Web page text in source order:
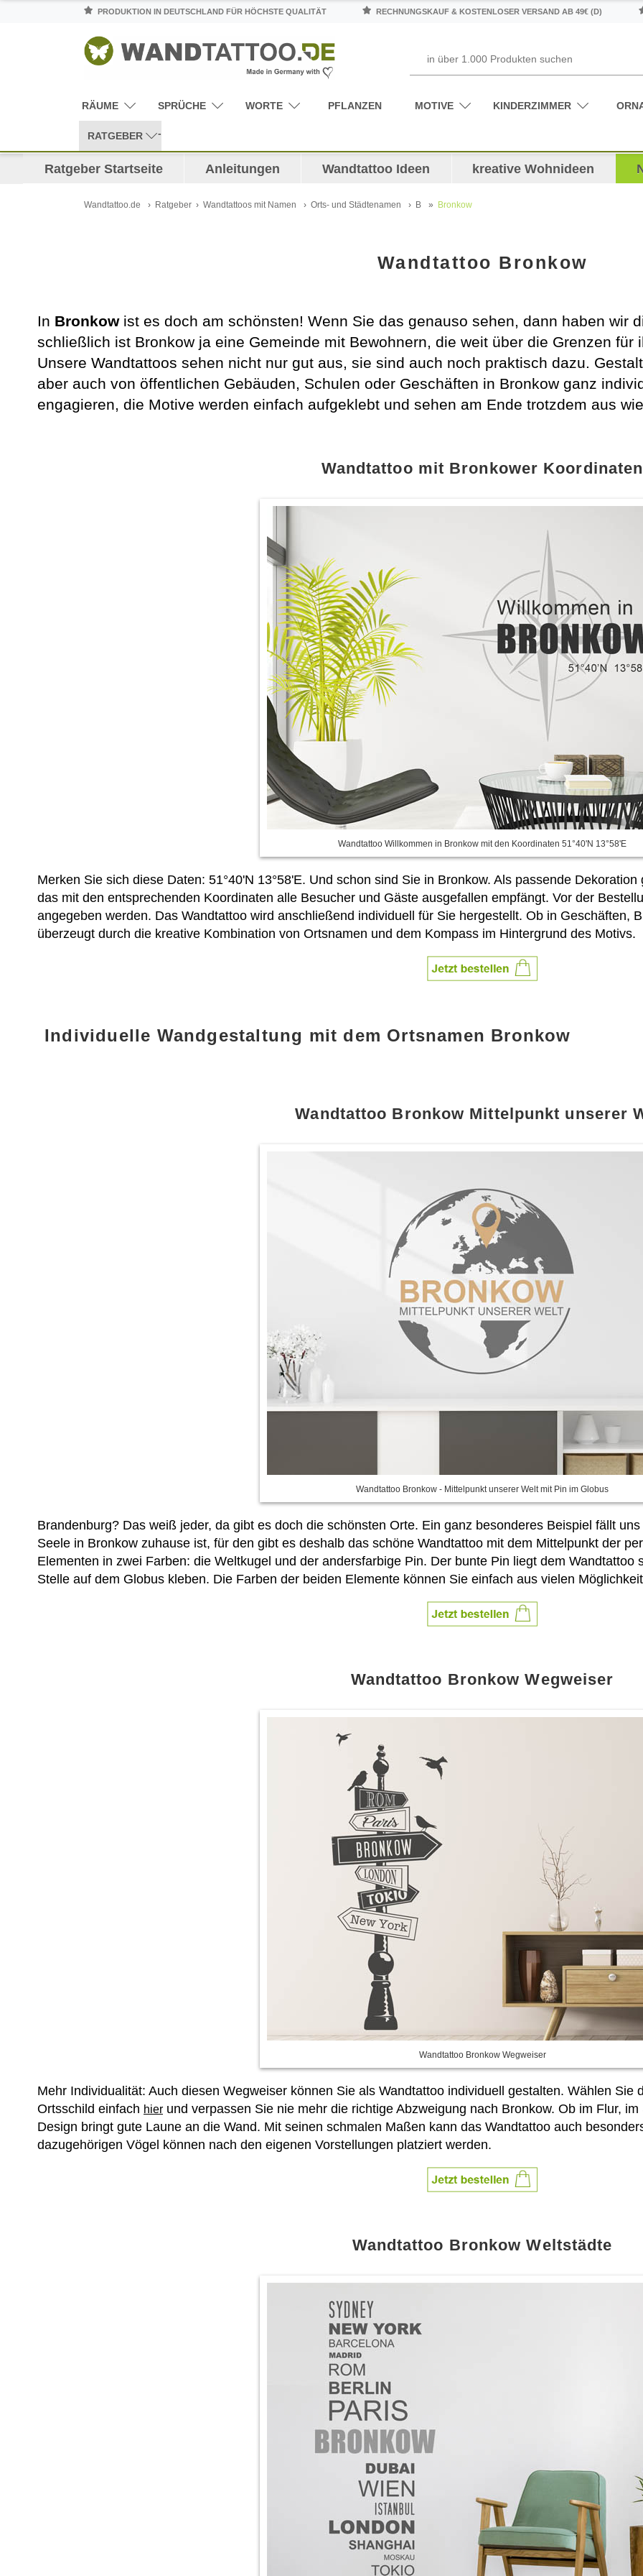
PRODUKTION IN DEUTSCHLAND FÜR HÖCHSTE QUALITÄT RECHNUNGSKAUF & KOSTENLOSER VERSAND AB 49€ (D)
RÄUME SPRÜCHE WORTE PFLANZEN MOTIVE KINDERZIMMER
RATGEBER
Ratgeber Startseite Anleitungen Wandtattoo Ideen kreative Wohnideen
Wandtattoo.de Ratgeber Wandtattoos mit Namen Orts- und Städtenamen B Bronkow
Wandtattoo Bronkow
In Bronkowist es doch am schönsten! Wenn Sie das genauso sehen, dann haben wir
schließlich ist Bronkow ja eine Gemeinde mit Bewohnern, die weit über die Grenzen
Unsere Wandtattoos sehen nicht nur gut aus, sie sind auch noch praktisch dazu.
aber auch von öffentlichen Gebäuden, Schulen oder Geschäften in Bronkow ganz
engagieren, die Motive werden einfach aufgeklebt und sehen am Ende trotzdem aus
Wandtattoo mit Bronkower Koordinaten
Wandtattoo Willkommen in Bronkow mit den Koordinaten 51°40'N 13°58'E
Merken Sie sich diese Daten: 51°40'N 13°58'E. Und schon sind Sie in Bronkow. Als passende
das mit den entsprechenden Koordinaten alle Besucher und Gäste ausgefallen empfängt. Vor der
angegeben werden. Das Wandtattoo wird anschließend individuell für Sie hergestellt. Ob in Geschäften,
überzeugt durch die kreative Kombination von Ortsnamen und dem Kompass im Hintergrund des Motivs.
Individuelle Wandgestaltung mit dem Ortsnamen Bronkow
Wandtattoo Bronkow Mittelpunkt unserer
Wandtattoo Bronkow - Mittelpunkt unserer Welt mit Pin im Globus
Brandenburg? Das weiß jeder, da gibt es doch die schönsten Orte. Ein ganz besonderes Beispiel fällt
Seele in Bronkow zuhause ist, für den gibt es deshalb das schöne Wandtattoo mit dem Mittelpunkt der
Elementen in zwei Farben: die Weltkugel und der andersfarbige Pin. Der bunte Pin liegt dem
Stelle auf dem Globus kleben. Die Farben der beiden Elemente können Sie einfach aus vielen
Wandtattoo Bronkow Wegweiser
Wandtattoo Bronkow Wegweiser
Mehr Individualität: Auch diesen Wegweiser können Sie als Wandtattoo individuell gestalten. Wählen
Ortsschild einfach hier und verpassen Sie nie mehr die richtige Abzweigung nach Bronkow. Ob im Flur,
Design bringt gute Laune an die Wand. Mit seinen schmalen Maßen kann das Wandtattoo auch
dazugehörigen Vögel können nach den eigenen Vorstellungen platziert werden.
Wandtattoo Bronkow Weltstädte